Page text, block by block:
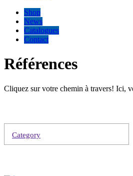
Shop
News
Catalogues
Contact
Références
Cliquez sur votre chemin à travers! Ici,
Category